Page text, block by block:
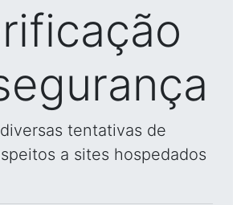
tentativas de
a sites hospedados